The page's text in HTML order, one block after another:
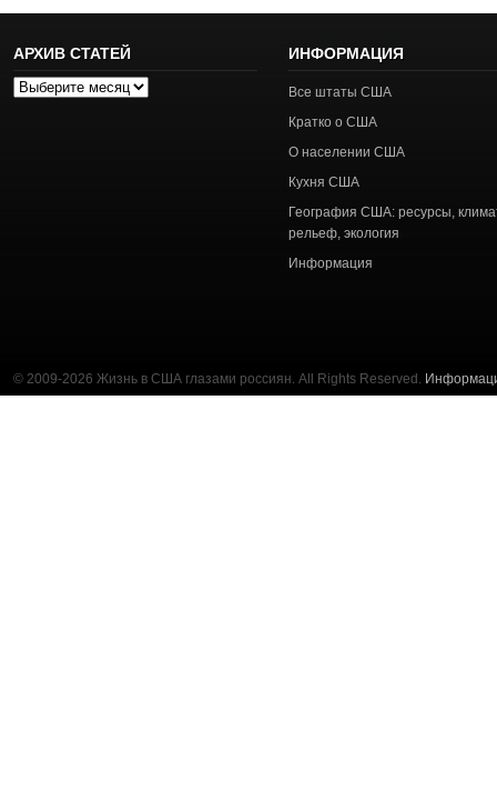
АРХИВ СТАТЕЙ
Архив
ИНФОРМАЦИЯ
Все штаты США
Кратко о США
О населении США
Кухня США
География США: ресурсы,
рельеф, экология
Информация
© 2009-2026 Жизнь в США глазами россиян. All Rights Reserved.